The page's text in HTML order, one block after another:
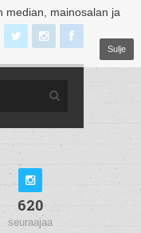
median, mainosalan ja
Sulje
620
seuraajaa